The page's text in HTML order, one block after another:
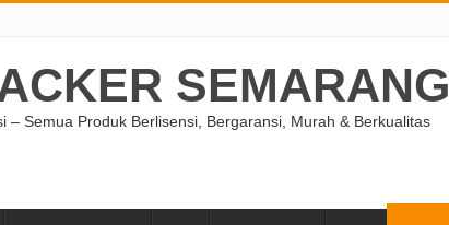
SEMARANG
– Semua Produk Berlisensi, Bergaransi, Murah & Berkualitas